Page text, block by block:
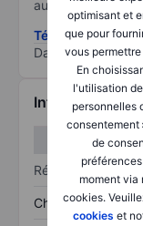
optimisant et
que pour
vous
En
l'utilisation
personnelles
consentement
de
moment via
cookies.
cookies et
au risque le plus
Télécharger la
Data provided by
Informations
Résultats
Chiffre d’affaires